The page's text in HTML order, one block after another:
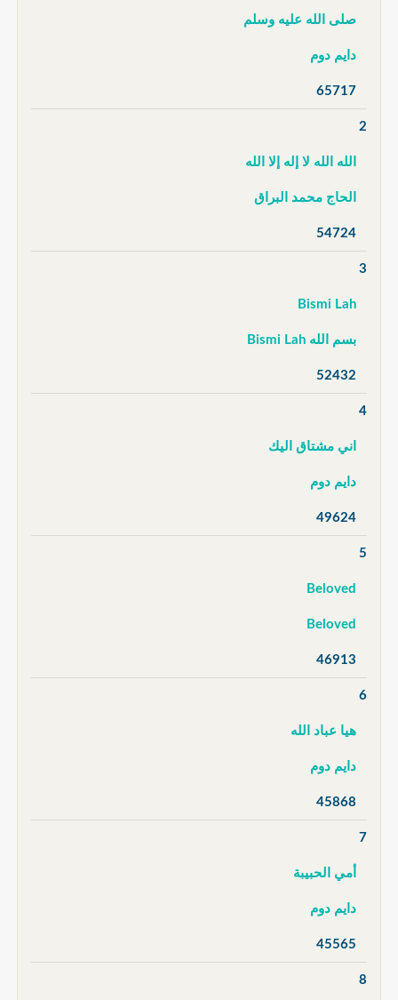
صلى الله عليه وسلم
دايم دوم
65717
2
الله الله لا إله إلا الله
الحاج محمد البراق
54724
3
Bismi Lah
بسم الله Bismi Lah
52432
4
اني مشتاق اليك
دايم دوم
49624
5
Beloved
Beloved
46913
6
هيا عباد الله
دايم دوم
45868
7
أمي الحبيبة
دايم دوم
45565
8